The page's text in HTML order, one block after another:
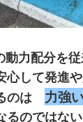
力配分を従
心して発進
のは 力強
るのではな